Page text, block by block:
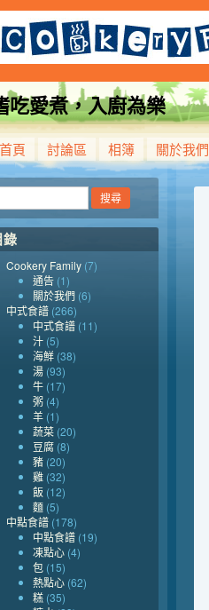
吃愛煮，入廚為樂
首頁 討論區 相簿 關於我們
錄
Cookery Family (7)
通告 (1)
關於我們 (6)
中式食譜 (266)
中式食譜 (11)
汁 (5)
海鮮 (38)
湯 (93)
牛 (17)
粥 (4)
羊 (1)
蔬菜 (20)
豆腐 (8)
豬 (20)
雞 (32)
飯 (12)
麵 (5)
中點食譜 (178)
中點食譜 (19)
凍點心 (4)
包 (15)
熱點心 (62)
糕 (35)